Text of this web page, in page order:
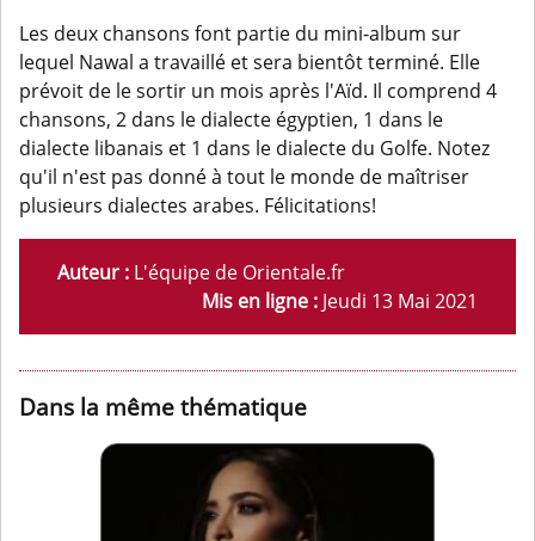
Les deux chansons font partie du mini-album sur
lequel Nawal a travaillé et sera bientôt terminé. Elle
prévoit de le sortir un mois après l'Aïd. Il comprend 4
chansons, 2 dans le dialecte égyptien, 1 dans le
dialecte libanais et 1 dans le dialecte du Golfe. Notez
qu'il n'est pas donné à tout le monde de maîtriser
plusieurs dialectes arabes. Félicitations!
Auteur : L'équipe de Orientale.fr
Mis en ligne : Jeudi 13 Mai 2021
Dans la même thématique